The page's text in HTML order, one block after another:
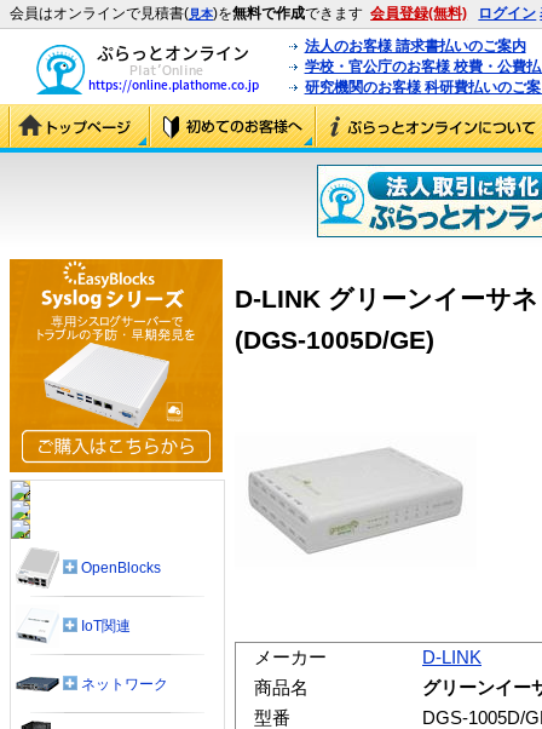
会員はオンラインで見積書(見本)を無料で作成できます 会員登録(無料) ログイン
法人のお客様 請求書払いのご案内
学校・官公庁のお客様 校費・公費
研究機関のお客様 科研費払いのご
D-LINK グリーンイーサ
(DGS-1005D/GE)
メーカー
D-LINK
商品名
グリーンイー
型番
DGS-1005D/
OpenBlocks
IoT関連
ネットワーク